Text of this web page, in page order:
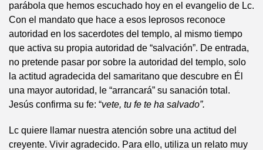
parábola que hemos escuchado hoy en el evangelio de Lc.
Con el mandato que hace a esos leprosos reconoce
autoridad en los sacerdotes del templo, al mismo tiempo
que activa su propia autoridad de “salvación”. De entrada,
no pretende pasar por sobre la autoridad del templo, solo
la actitud agradecida del samaritano que descubre en Él
una mayor autoridad, le “arrancará” su sanación total.
Jesús confirma su fe: “vete, tu fe te ha salvado”.
Lc quiere llamar nuestra atención sobre una actitud del
creyente. Vivir agradecido. Para ello, utiliza un relato muy